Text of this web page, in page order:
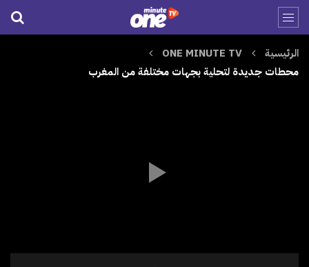
الرئيسية
ONE MINUTE TV
محطات جديدة لتحلية بجهات مختلفة من المغرب